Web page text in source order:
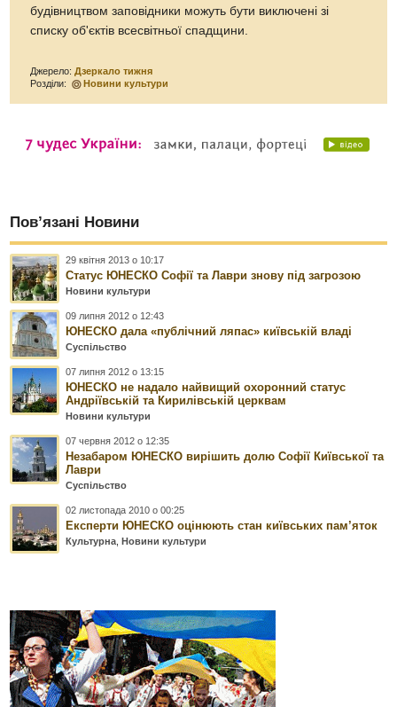
будівництвом заповідники можуть бути виключені зі
списку об'єктів всесвітньої спадщини.
Джерело:Дзеркало тижня
Розділи:
Новини культури
Пов’язані Новини
29 квітня 2013 о 10:17
Статус ЮНЕСКО Софії та Лаври знову під загрозою
Новини культури
09 липня 2012 о 12:43
ЮНЕСКО дала «публічний ляпас» київській владі
Суспільство
07 липня 2012 о 13:15
ЮНЕСКО не надало найвищий охоронний статус
Андріївській та Кирилівській церквам
Новини культури
07 червня 2012 о 12:35
Незабаром ЮНЕСКО вирішить долю Софії Київської та
Лаври
Суспільство
02 листопада 2010 о 00:25
Експерти ЮНЕСКО оцінюють стан київських пам’яток
Культурна Новини культури